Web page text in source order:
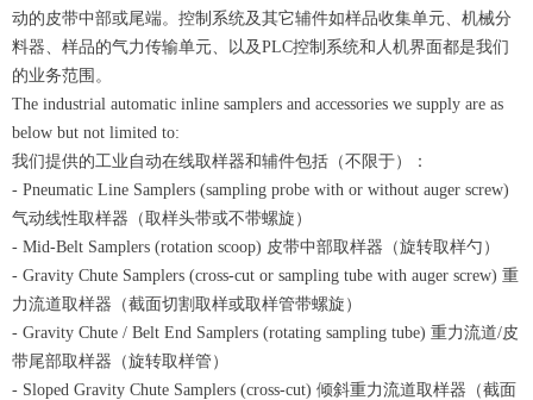
动的皮带中部或尾端。控制系统及其它辅件如样品收集单元、机械分
料器、样品的气力传输单元、以及PLC控制系统和人机界面都是我们
的业务范围。
The industrial automatic inline samplers and accessories we supply are as
below but not limited to:
我们提供的工业自动在线取样器和辅件包括（不限于）：
- Pneumatic Line Samplers (sampling probe with or without auger screw)
气动线性取样器（取样头带或不带螺旋）
- Mid-Belt Samplers (rotation scoop) 皮带中部取样器（旋转取样勺）
- Gravity Chute Samplers (cross-cut or sampling tube with auger screw) 重
力流道取样器（截面切割取样或取样管带螺旋）
- Gravity Chute / Belt End Samplers (rotating sampling tube) 重力流道/皮
带尾部取样器（旋转取样管）
- Sloped Gravity Chute Samplers (cross-cut) 倾斜重力流道取样器（截面